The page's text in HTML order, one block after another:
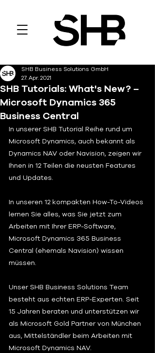
SHB Tutorials: What's New? –
Microsoft Dynamics 365
Business Central
SHB Business Solutions GmbH
27. Apr. 2021
In unserer SHB Tutorial Reihe rund um
Microsoft Dynamics, auch bekannt als
Dynamics NAV oder Navision, zeigen wir
Ihnen in 12 Teilen die neusten Features
und Updates.
In unseren 12 kompakten How-To-Videos
lernen Sie alles, was Sie jetzt zum
Arbeiten mit Ihrer ERP-Software,
Microsoft Dynamics 365 Business
Central (ehemals Navision) wissen
müssen.
Unser SHB Business Solutions Team
besteht aus echten ERP-Experten. Seit
15 Jahren beraten und unterstützen wir
als Microsoft Gold Partner von München
aus, Mittelständler beim Arbeiten mit
Microsoft Dynamics NAV.